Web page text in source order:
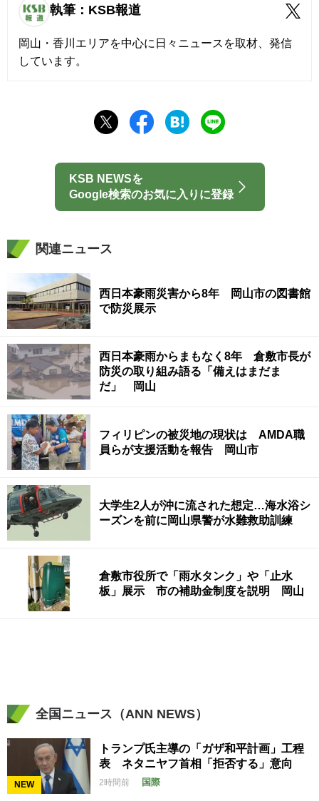
執筆：KSB報道
岡山・香川エリアを中心に日々ニュースを取材、発信
しています。
KSB NEWSを
Google検索のお気に入りに登録
関連ニュース
西日本豪雨災害から8年 岡山市の図書館
で防災展示
西日本豪雨からまもなく8年 倉敷市長が
防災の取り組み語る「備えはまだま
だ」 岡山
フィリピンの被災地の現状は AMDA職
員らが支援活動を報告 岡山市
大学生2人が沖に流された想定…海水浴シ
ーズンを前に岡山県警が水難救助訓練
倉敷市役所で「雨水タンク」や「止水
板」展示 市の補助金制度を説明 岡山
全国ニュース（ANN NEWS）
NEW
トランプ氏主導の「ガザ和平計画」工程
表 ネタニヤフ首相「拒否する」意向
2時間前 国際